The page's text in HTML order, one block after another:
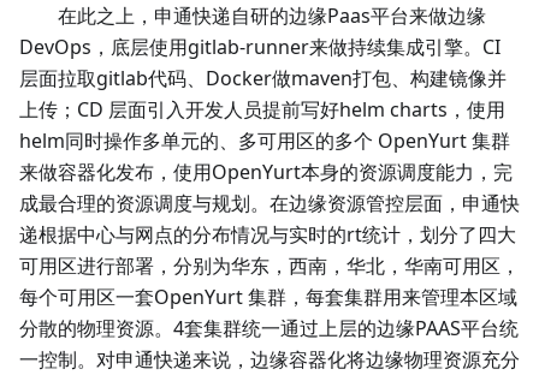
在此之上，申通快递自研的边缘Paas平台来做边缘
DevOps，底层使用gitlab-runner来做持续集成引擎。CI
层面拉取gitlab代码、Docker做maven打包、构建镜像并
上传；CD 层面引入开发人员提前写好helm charts，使用
helm同时操作多单元的、多可用区的多个 OpenYurt 集群
来做容器化发布，使用OpenYurt本身的资源调度能力，完
成最合理的资源调度与规划。在边缘资源管控层面，申通快
递根据中心与网点的分布情况与实时的rt统计，划分了四大
可用区进行部署，分别为华东，西南，华北，华南可用区，
每个可用区一套OpenYurt 集群，每套集群用来管理本区域
分散的物理资源。4套集群统一通过上层的边缘PAAS平台统
一控制。对申通快递来说，边缘容器化将边缘物理资源充分